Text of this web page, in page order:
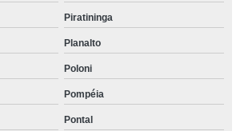
Piratininga
Planalto
Poloni
Pompéia
Pontal